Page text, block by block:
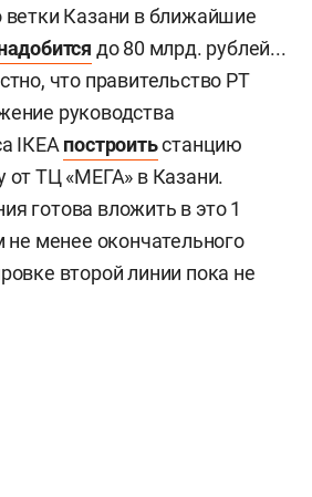
ветки Казани в ближайшие
до 80 млрд. рублей...
что правительство РТ
руководства
IКЕА построитьстанцию
от ТЦ «МЕГА» в Казани.
готова вложить в это 1
менее окончательного
второй линии пока не